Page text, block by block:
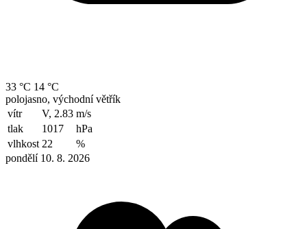
33 °C 14 °C
polojasno, východní větřík
vítr
V, 2.83 m/s
tlak
1017
hPa
vlhkost 22
%
pondělí 10. 8. 2026